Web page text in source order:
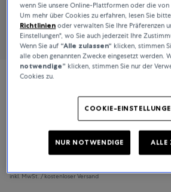
inkl. MwSt. / kostenloser Versand
wenn Sie unsere Online-Plattformen oder die
Um mehr über Cookies zu erfahren, lesen Sie
Richtlinien oder verwalten Sie Ihre Präferenzen
Einstellungen", wo Sie auch jederzeit Ihre
Wenn Sie auf “Alle zulassen“ klicken, stimmen
alle oben genannten Zwecke eingesetzt werden.
notwendige” klicken, stimmen Sie nur der
Cookies zu.
COOKIE-
NUR NOTWENDIGE ALLE